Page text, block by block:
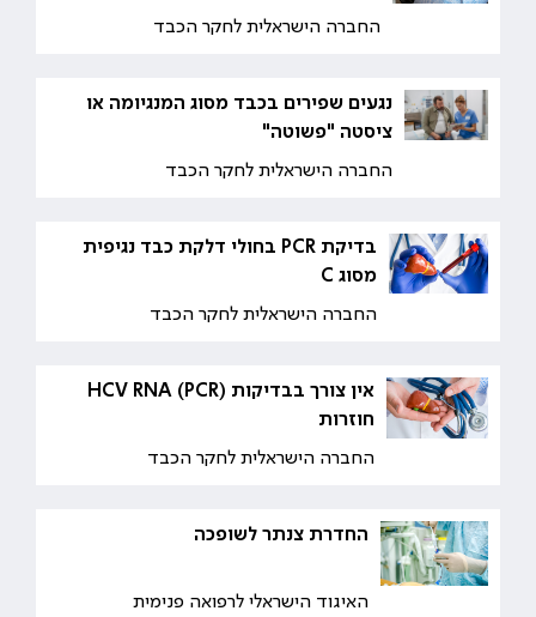
החברה הישראלית לחקר הכבד
נגעים שפירים בכבד מסוג המנגיומה או
ציסטה "פשוטה"
החברה הישראלית לחקר הכבד
בדיקת PCR בחולי דלקת כבד נגיפית
מסוג C
החברה הישראלית לחקר הכבד
אין צורך בבדיקות (HCV RNA (PCR
חוזרות
החברה הישראלית לחקר הכבד
החדרת צנתר לשופכה
האיגוד הישראלי לרפואה פנימית